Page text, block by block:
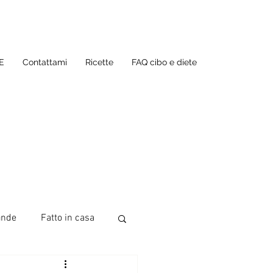
Contattami Ricette FAQ cibo e diete
Fatto in casa